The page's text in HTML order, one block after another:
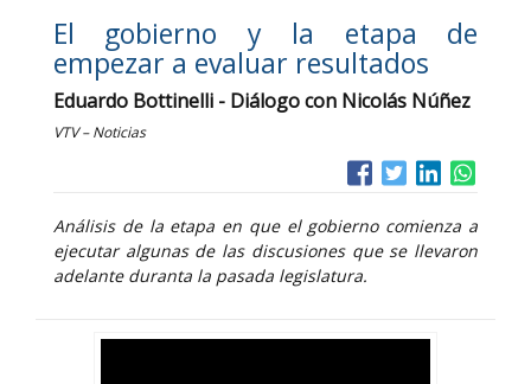
El gobierno y la etapa de
empezar a evaluar resultados
Eduardo Bottinelli - Diálogo con Nicolás Núñez
VTV – Noticias
Análisis de la etapa en que el gobierno comienza a
ejecutar algunas de las discusiones que se llevaron
adelante duranta la pasada legislatura.